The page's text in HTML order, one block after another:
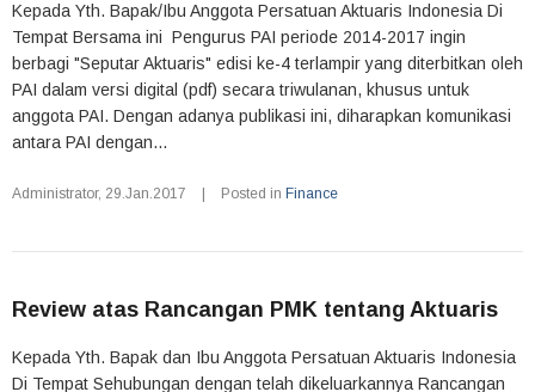
Kepada Yth. Bapak/Ibu Anggota Persatuan Aktuaris Indonesia Di
Tempat Bersama ini Pengurus PAI periode 2014-2017 ingin
berbagi "Seputar Aktuaris" edisi ke-4 terlampir yang diterbitkan oleh
PAI dalam versi digital (pdf) secara triwulanan, khusus untuk
anggota PAI. Dengan adanya publikasi ini, diharapkan komunikasi
antara PAI dengan...
Administrator, 29.Jan.2017 Posted in Finance
Review atas Rancangan PMK tentang Aktuaris
Kepada Yth. Bapak dan Ibu Anggota Persatuan Aktuaris Indonesia
Di Tempat Sehubungan dengan telah dikeluarkannya Rancangan